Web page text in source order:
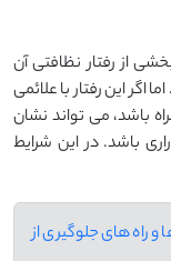
از رفتار نظافتی آن
این رفتار با علائمی
باشد، می تواند نشان
باشد. در این شرایط
راه ‌های جلوگیری از